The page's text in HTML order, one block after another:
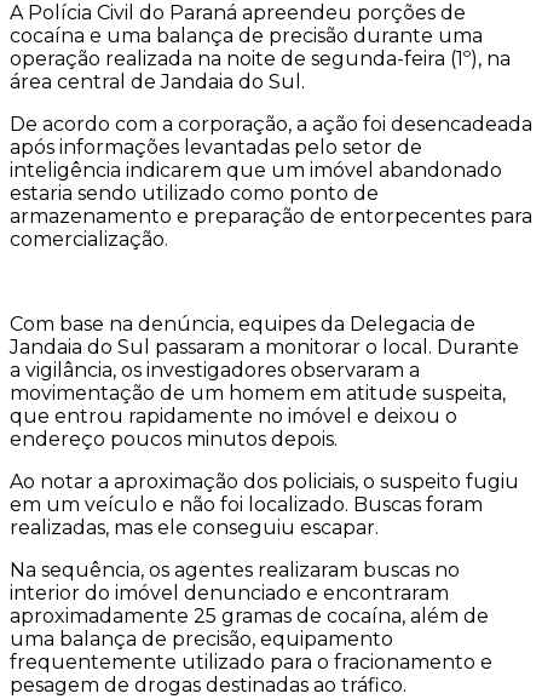
A Polícia Civil do Paraná apreendeu porções de
cocaína e uma balança de precisão durante uma
operação realizada na noite de segunda-feira (1º), na
área central deJandaia do Sul .
De acordo com a corporação, a ação foi desencadeada
após informações levantadas pelo setor de
inteligência indicarem que um imóvel abandonado
estaria sendo utilizado como ponto de
armazenamento e preparação de entorpecentes para
comercialização.
Com base na denúncia, equipes da Delegacia de
Jandaia do Sul passaram a monitorar o local. Durante
a vigilância, os investigadores observaram a
movimentação de um homem em atitude suspeita,
que entrou rapidamente no imóvel e deixou o
endereço poucos minutos depois.
Ao notar a aproximação dos policiais, o suspeito fugiu
em um veículo e não foi localizado. Buscas foram
realizadas, mas ele conseguiu escapar.
Na sequência, os agentes realizaram buscas no
interior do imóvel denunciado e encontraram
aproximadamente 25 gramas de cocaína, além de
uma balança de precisão, equipamento
frequentemente utilizado para o fracionamento e
pesagem de drogas destinadas ao tráfico.